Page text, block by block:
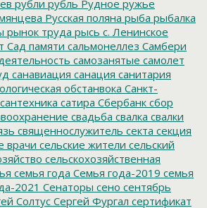
рубли рубль Рудное ружье
Русская поляна рыба рыбалка
рынок труда рысь с. Ленинское
Сад памяти сальмонеллез Самбери
самозанятые самолет
санавиация санация санитария
обстанвока Санкт-
сантехника сатира Сбербанк сбор
свадьба свалка свалки
священнослужитель секта секция
врачи сельские жители сельский
сельскохозяйственная
семья года Семья года-2019 семья
2021 Сенаторы сено сентябрь
СолтусСергей Фургал сертификат